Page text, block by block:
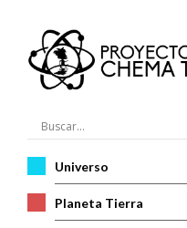
Universo
Planeta Tierra